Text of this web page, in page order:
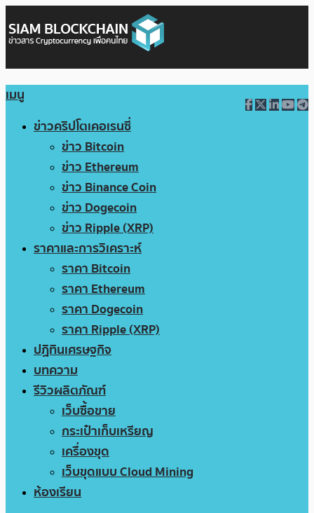
เมนู
ข่าวคริปโตเคอเรนซี่
ข่าว Bitcoin
ข่าว Ethereum
ข่าว Binance Coin
ข่าว Dogecoin
ข่าว Ripple (XRP)
ราคาและการวิเคราะห์
ราคา Bitcoin
ราคา Ethereum
ราคา Dogecoin
ราคา Ripple (XRP)
ปฏิทินเศรษฐกิจ
บทความ
รีวิวผลิตภัณฑ์
เว็บซื้อขาย
กระเป๋าเก็บเหรียญ
เครื่องขุด
เว็บขุดแบบ Cloud Mining
ห้องเรียน